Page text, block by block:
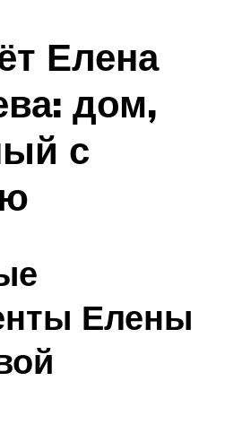
Елена
дом,
с
Елены